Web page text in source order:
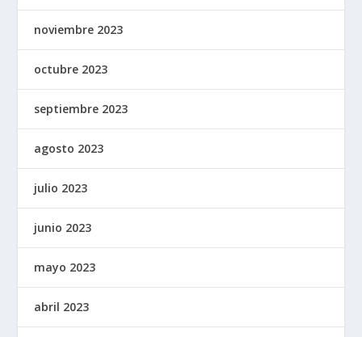
noviembre 2023
octubre 2023
septiembre 2023
agosto 2023
julio 2023
junio 2023
mayo 2023
abril 2023